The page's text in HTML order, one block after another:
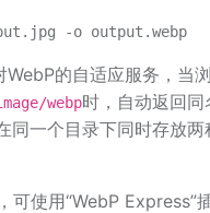
的自适应服务，当
webp时，自动返回
同一个目录下同时存放两
可使用“WebP Express”